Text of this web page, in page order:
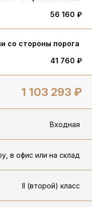
56 160 ₽
со стороны порога
41 760 ₽
1 103 293 ₽
Входная
в офис или на склад
II (второй) класс